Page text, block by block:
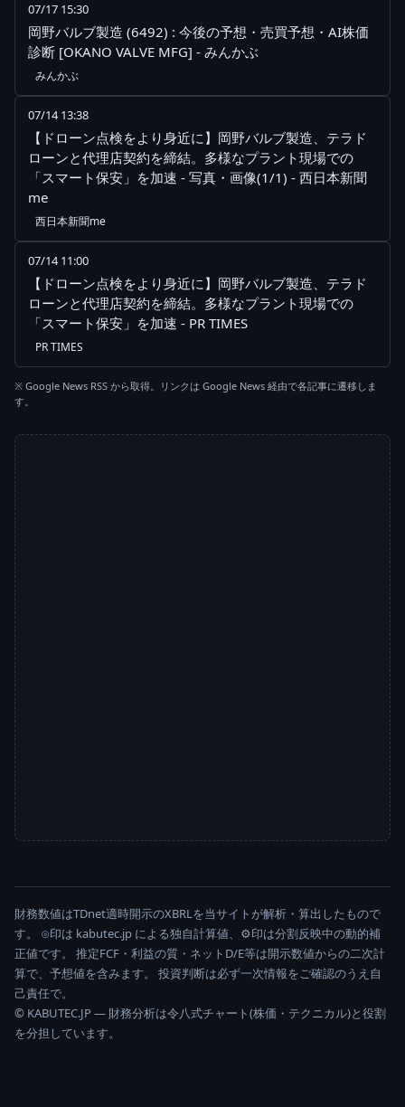
07/17 15:30
岡野バルブ製造 (6492) : 今後の予想・売買予想・AI株価
診断 [OKANO VALVE MFG] - みんかぶ
みんかぶ
07/14 13:38
【ドローン点検をより身近に】岡野バルブ製造、テラド
ローンと代理店契約を締結。多様なプラント現場での
「スマート保安」を加速 - 写真・画像(1/1) - 西日本新聞
me
西日本新聞me
07/14 11:00
【ドローン点検をより身近に】岡野バルブ製造、テラド
ローンと代理店契約を締結。多様なプラント現場での
「スマート保安」を加速 - PR TIMES
PR TIMES
※ Google News RSS から取得。リンクは Google News 経由で各記事に遷移しま
す。
財務数値はTDnet適時開示のXBRLを当サイトが解析・算出したもので
す。 ⊙印は kabutec.jp による独自計算値、⚙印は分割反映中の動的補
正値です。 推定FCF・利益の質・ネットD/E等は開示数値からの二次計
算で、予想値を含みます。 投資判断は必ず一次情報をご確認のうえ自
己責任で。
© KABUTEC.JP — 財務分析は令八式チャート(株価・テクニカル)と役割
を分担しています。